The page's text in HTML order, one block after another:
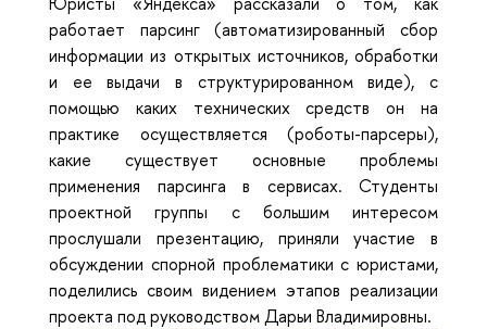
работает парсинг (автоматизированный сбор
информации из открытых источников, обработки
и ее выдачи в структурированном виде), с
помощью каких технических средств он на
практике осуществляется (роботы-парсеры),
какие существует основные проблемы
применения парсинга в сервисах. Студенты
проектной группы с большим интересом
прослушали презентацию, приняли участие в
обсуждении спорной проблематики с юристами,
поделились своим видением этапов реализации
проекта под руководством Дарьи Владимировны.